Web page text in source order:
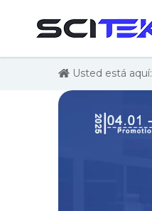
Usted está aquí: